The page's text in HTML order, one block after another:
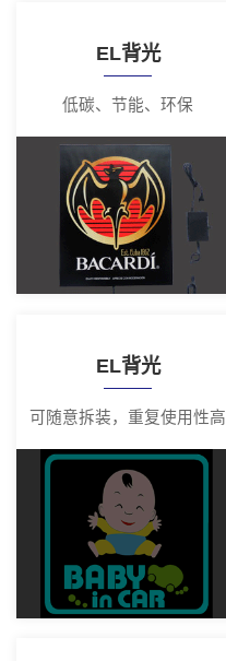
EL背光
低碳、节能、环保
EL背光
可随意拆装，重复使用性高